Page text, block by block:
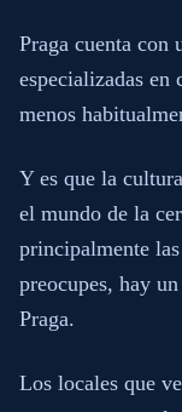
Praga cuenta con
especializadas en
menos
Y es que la
el mundo de la
principalmente
preocupes, hay
Praga.
Los locales que